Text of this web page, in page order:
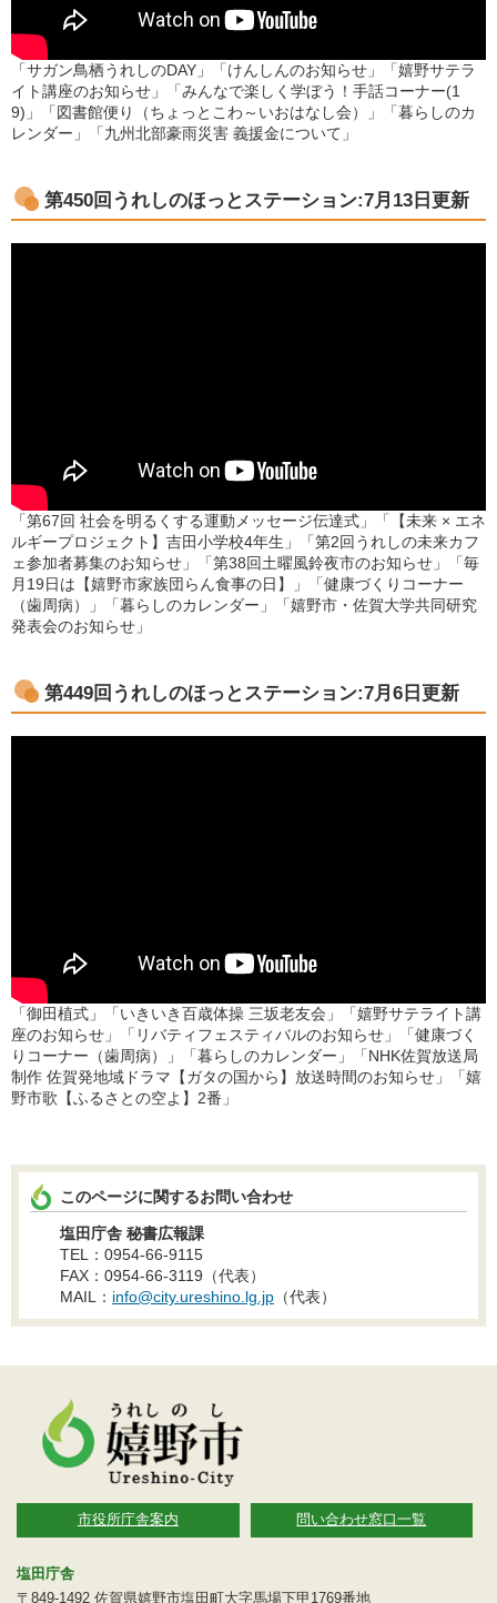
「サガン鳥栖うれしのDAY」「けんしんのお知らせ」「嬉野サテラ
イト講座のお知らせ」「みんなで楽しく学ぼう！手話コーナー(1
9)」「図書館便り（ちょっとこわ～いおはなし会）」「暮らしのカ
レンダー」「九州北部豪雨災害 義援金について」
第450回うれしのほっとステーション:7月13日更新
「第67回 社会を明るくする運動メッセージ伝達式」「【未来 × エネ
ルギープロジェクト】吉田小学校4年生」「第2回うれしの未来カフ
ェ参加者募集のお知らせ」「第38回土曜風鈴夜市のお知らせ」「毎
月19日は【嬉野市家族団らん食事の日】」「健康づくりコーナー
（歯周病）」「暮らしのカレンダー」「嬉野市・佐賀大学共同研究
発表会のお知らせ」
第449回うれしのほっとステーション:7月6日更新
「御田植式」「いきいき百歳体操 三坂老友会」「嬉野サテライト講
座のお知らせ」「リバティフェスティバルのお知らせ」「健康づく
りコーナー（歯周病）」「暮らしのカレンダー」「NHK佐賀放送局
制作 佐賀発地域ドラマ【ガタの国から】放送時間のお知らせ」「嬉
野市歌【ふるさとの空よ】2番」
このページに関するお問い合わせ
塩田庁舎 秘書広報課
TEL：0954-66-9115
FAX：0954-66-3119（代表）
MAIL： info@city.ureshino.lg.jp （代表）
市役所庁舎案内 問い合わせ窓口一覧
塩田庁舎
〒849-1492 佐賀県嬉野市塩田町大字馬場下甲1769番地